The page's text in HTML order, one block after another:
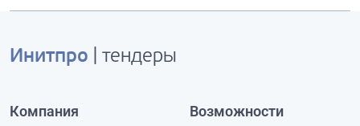
Инитпро | тендеры
Компания Возможности